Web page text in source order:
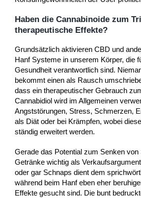
Haben die Cannabinoide zum
therapeutische Effekte?
Grundsätzlich aktivieren CBD und
Hanf Systeme in unserem Körper, die
Gesundheit verantwortlich sind.
bekommt einen als Rausch
dass ein therapeutischer Gebrauch
Cannabidiol wird im Allgemeinen
Angststörungen, Stress, Schmerzen,
als Diät oder bei Krämpfen, wobei
ständig erweitert werden.
Gerade das Potential zum Senken
Getränke wichtig als
oder gar Schnaps dient dem
während beim Hanf eben eher
Effekte gesucht sind. Die bunt